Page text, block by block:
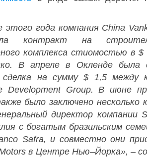
этого года компания China
контракт на
комплекса стиомостью в
В апреле в Окленде была
сделка на сумму $ 1,5 между
Development Group. В июне
было заключено несколько
директор компании
с богатым бразильским
Safra, и совместно они
в Центре Нью–Йорка», –